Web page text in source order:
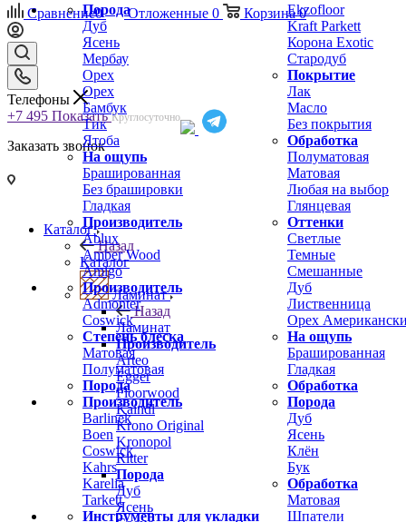
Порода
Дуб
Ясень
Мербау
Орех
Орех
Бамбук
Тик
Ятоба
На ощупь
Брашированная
Без брашировки
Гладкая
Производитель
Ablux
Amber Wood
Amigo
Ekzofloor
Kraft Parkett
Корона Exotic
Стародуб
Покрытие
Лак
Масло
Без покрытия
Обработка
Полуматовая
Матовая
Любая на выбор
Глянцевая
Оттенки
Светлые
Темные
Смешанные
Производитель
Admonter
Coswick
Степень блеска
Матовая
Полуматовая
Порода
Дуб
Лиственница
Орех
На ощупь
Брашированная
Гладкая
Обработка
Производитель
Barlinek
Boen
Coswick
Kahrs
Karelia
Tarkett
Порода
Дуб
Ясень
Клён
Бук
Обработка
Матовая
Инструменты для укладки
Шпатели
Сравнение0 Отложенные 0 Корзина 0
Телефоны
+7 495 Показать Круглосуточно
Заказать звонок
Каталог
Назад
Каталог
Ламинат
Назад
Ламинат
Производитель
Arteo
Egger
Floorwood
Kaindl
Krono Original
Kronopol
Ritter
Порода
Дуб
Ясень